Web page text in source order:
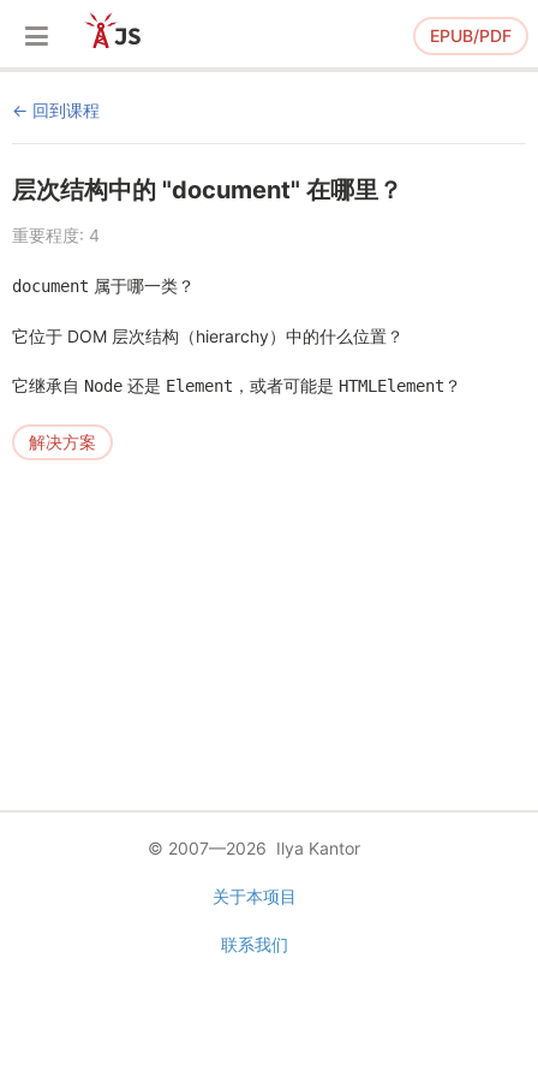
EPUB/PDF
回到课程
层次结构中的 "document" 在哪里？
重要程度: 4
document 属于哪一类？
它位于 DOM 层次结构（hierarchy）中的什么位置？
它继承自 Node 还是 Element ，或者可能是 HTMLElement ？
解决方案
© 2007—2026 Ilya Kantor
关于本项目
联系我们